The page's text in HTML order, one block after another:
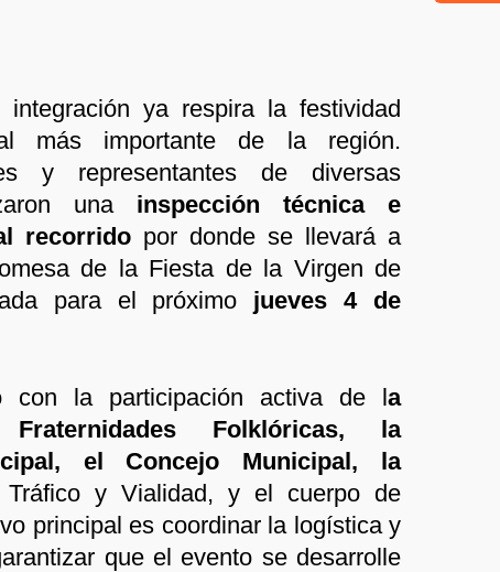
ya respira la festividad
más importante de la región.
y representantes de diversas
una inspección técnica e
recorrido por donde se llevará a
de la Fiesta de la Virgen de
para el próximo jueves 4 de
con la participación activa de la
Folklóricas, la
el Concejo Municipal, la
Tráfico y Vialidad, y el cuerpo de
principal es coordinar la logística y
que el evento se desarrolle